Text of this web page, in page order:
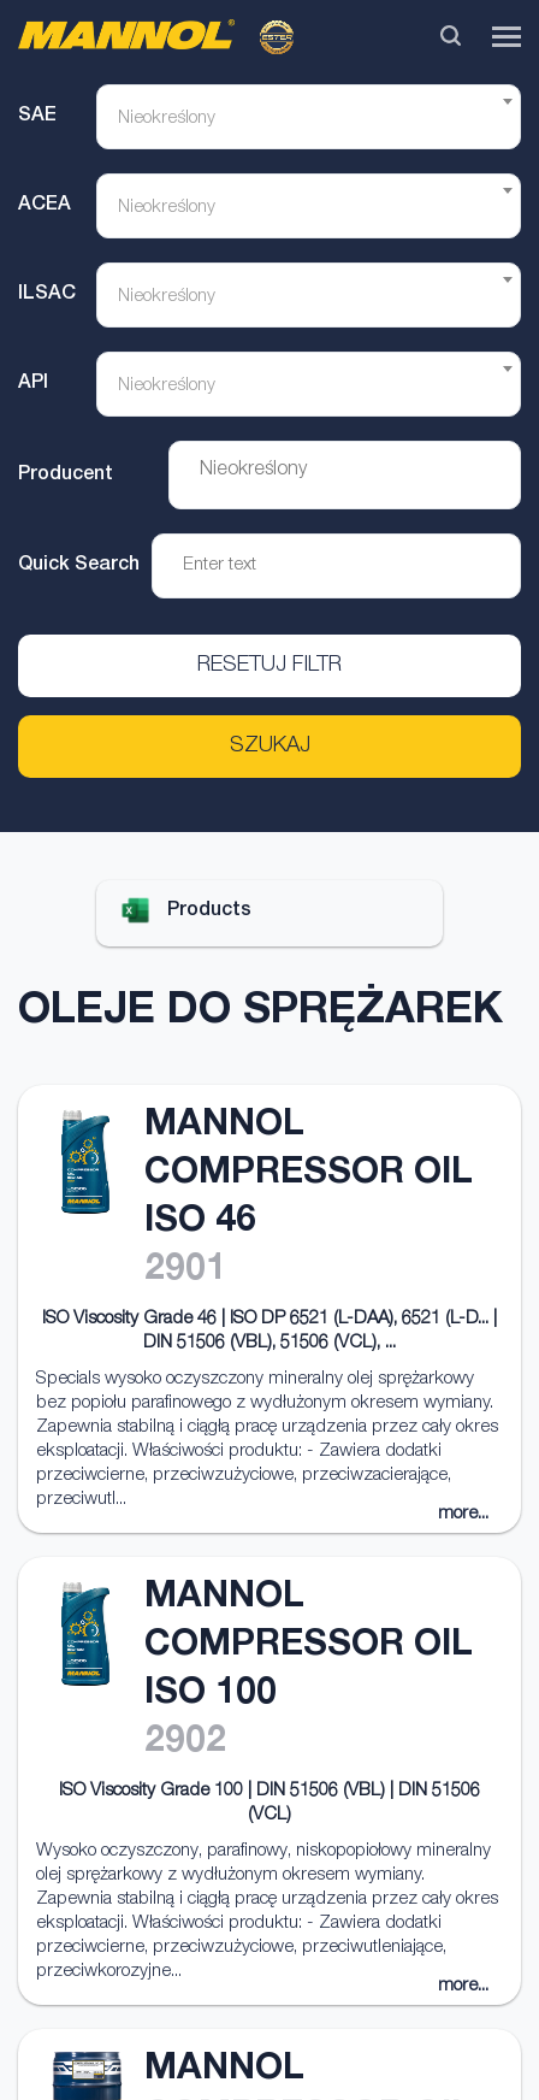
SAE Nieokreślony
ACEA Nieokreślony
ILSAC Nieokreślony
API Nieokreślony
Producent
Quick Search
RESETUJ FILTR
SZUKAJ
Products
OLEJE DO SPRĘŻAREK
MANNOL
COMPRESSOR OIL
ISO 46
2901
ISO Viscosity Grade 46 | ISO DP 6521 (L-DAA), 6521 (L-D... |
DIN 51506 (VBL), 51506 (VCL), ...
Specials wysoko oczyszczony mineralny olej sprężarkowy
bez popiołu parafinowego z wydłużonym okresem wymiany.
Zapewnia stabilną i ciągłą pracę urządzenia przez cały okres
eksploatacji. Właściwości produktu: - Zawiera dodatki
przeciwcierne, przeciwzużyciowe, przeciwzacierające,
przeciwutl...
more...
MANNOL
COMPRESSOR OIL
ISO 100
2902
ISO Viscosity Grade 100 | DIN 51506 (VBL) | DIN 51506
(VCL)
Wysoko oczyszczony, parafinowy, niskopopiołowy mineralny
olej sprężarkowy z wydłużonym okresem wymiany.
Zapewnia stabilną i ciągłą pracę urządzenia przez cały okres
eksploatacji. Właściwości produktu: - Zawiera dodatki
przeciwcierne, przeciwzużyciowe, przeciwutleniające,
przeciwkorozyjne...
more...
MANNOL